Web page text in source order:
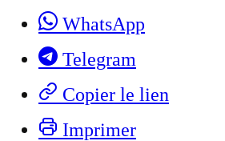
WhatsApp
Telegram
Copier le lien
Imprimer